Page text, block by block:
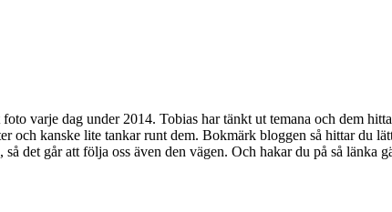
varje dag under 2014. Tobias har tänkt ut temana och dem
och kanske lite tankar runt dem. Bokmärk bloggen så hittar du
det går att följa oss även den vägen. Och hakar du på så länka